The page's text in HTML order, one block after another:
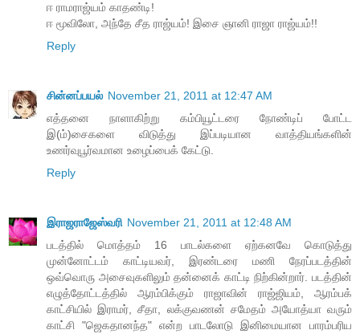
ஈ ராமராஜ்யம் காதண்டி!
ஈ மூவிலோ, அந்தே சீத ராஜ்யம்! இசை ஞானி ராஜா ராஜ்யம்!!
Reply
சின்னப்பயல் November 21, 2011 at 12:47 AM
எத்தனை நாளாகிற்று கம்பியூட்டரை நோண்டிப் போட்ட
இ(ம்)சைகளை விடுத்து இப்படியான வாத்தியங்களின்
உணர்வுபூர்வமான உழைப்பைக் கேட்டு.
Reply
இராஜராஜேஸ்வரி November 21, 2011 at 12:48 AM
படத்தில் மொத்தம் 16 பாடல்களை ஏற்கனவே கொடுத்து
முன்னோட்டம் காட்டியவர், இரண்டரை மணி நேரப்படத்தின்
ஒவ்வொரு அசைவுகளிலும் தன்னைக் காட்டி நிற்கின்றார். படத்தின்
எழுத்தோட்டத்தில் ஆரம்பிக்கும் ராஜாவின் ராஜ்ஜியம், ஆரம்பக்
காட்சியில் இராமர், சீதா, லக்குவணன் சமேதம் அயோத்யா வரும்
காட்சி "ஜெகதானந்த" என்ற பாடலோடு இனிமையான பாரம்பரிய